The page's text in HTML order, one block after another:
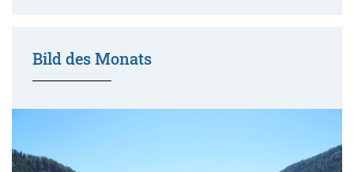
Bild des Monats